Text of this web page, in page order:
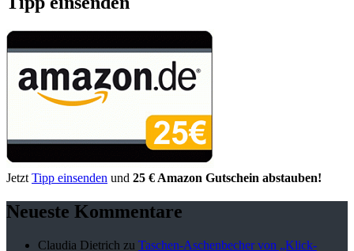
Jetzt Tipp einsenden und 25 € Amazon Gutschein abstauben!
Neueste Kommentare
Claudia Dietrich zu Taschen-Aschenbecher von „Klick-